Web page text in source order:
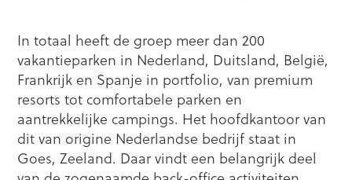
In totaal heeft de groep meer dan 200
vakantieparken in Nederland, Duitsland, België,
Frankrijk en Spanje in portfolio, van premium
resorts tot comfortabele parken en
aantrekkelijke campings. Het hoofdkantoor van
dit van origine Nederlandse bedrijf staat in
Goes, Zeeland. Daar vindt een belangrijk deel